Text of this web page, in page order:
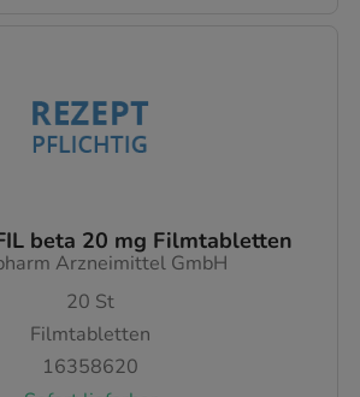
beta 20 mg Filmtabletten
Arzneimittel GmbH
20 St
Filmtabletten
16358620